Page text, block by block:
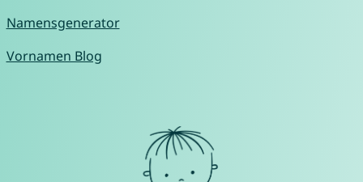
Namensgenerator
Vornamen Blog